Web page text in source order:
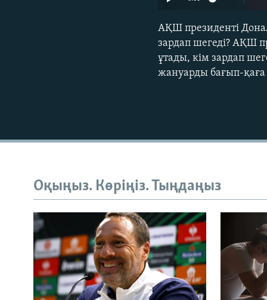
АҚШ президенті
зардап шегеді? АҚШ
ұтады, кім зардап
жануарды бағып-
Оқыңыз. Көріңіз. Тыңдаңыз